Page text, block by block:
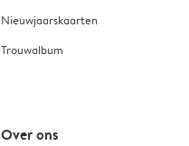
Nieuwjaarskaarten
Trouwalbum
Over ons